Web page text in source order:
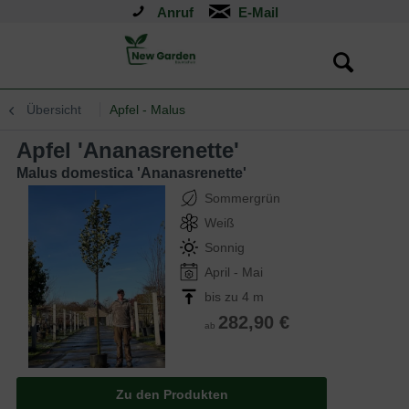
Anruf
Übersicht Apfel - Malus
Apfel 'Ananasrenette'
Malus domestica 'Ananasrenette'
Sommergrün
Weiß
Sonnig
April - Mai
bis zu 4 m
ab 282,90 €
Zu den Produkten